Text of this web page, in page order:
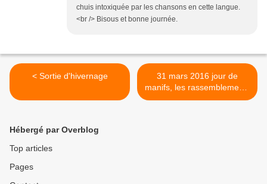
chuis intoxiquée par les chansons en cette langue.
<br /> Bisous et bonne journée.
< Sortie d'hivernage
31 mars 2016 jour de
manifs, les rassemblements
>
Hébergé par Overblog
Top articles
Pages